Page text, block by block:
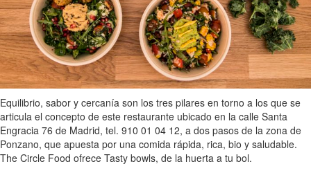
Equilibrio, sabor y cercanía son los tres pilares en torno a los que se
articula el concepto de este restaurante ubicado en la calle Santa
Engracia 76 de Madrid, tel. 910 01 04 12, a dos pasos de la zona de
Ponzano, que apuesta por una comida rápida, rica, bio y saludable.
The Circle Food ofrece Tasty bowls, de la huerta a tu bol.